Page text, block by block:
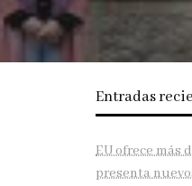
Entradas
EU ofrece más
presenta